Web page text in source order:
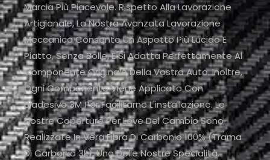
Marcia Più Piacevole. Rispetto Alla Lavorazione
Artigianale, La Nostra Avanzata Lavorazione
Meccanica Consente Un Aspetto Più Lucido E
Piatto, Senza Bolle, E Si Adatta Perfettamente Al
Componente Originale Della Vostra Auto. Inoltre,
Ogni Componente Viene Applicato Con
Biadesivo 3M Per Facilitarne L'installazione. Le
Nostre Coperture Per Leve Del Cambio Sono
Realizzate In Vera Fibra Di Carbonio 100% (trama
Di Carbonio 3k), Una Delle Nostre Specialità.